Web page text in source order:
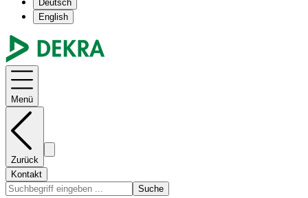
Deutsch
English
Menü
Zurück
Kontakt
Suche